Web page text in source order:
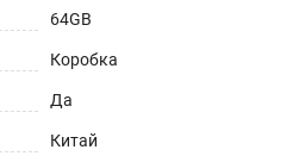
64GB
Коробка
Да
Китай